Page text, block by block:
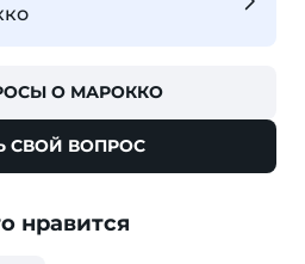
О МАРОККО
СВОЙ ВОПРОС
нравится